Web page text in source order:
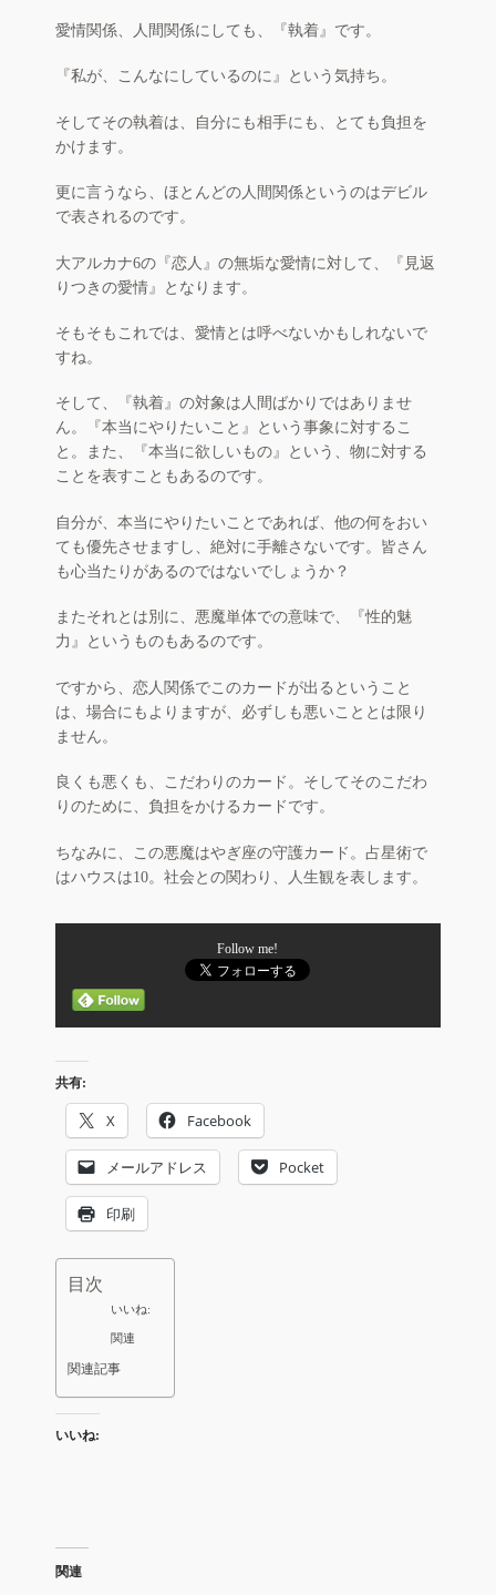
愛情関係、人間関係にしても、『執着』です。
『私が、こんなにしているのに』という気持ち。
そしてその執着は、自分にも相手にも、とても負担を
かけます。
更に言うなら、ほとんどの人間関係というのはデビル
で表されるのです。
大アルカナ6の『恋人』の無垢な愛情に対して、『見返
りつきの愛情』となります。
そもそもこれでは、愛情とは呼べないかもしれないで
すね。
そして、『執着』の対象は人間ばかりではありませ
ん。『本当にやりたいこと』という事象に対するこ
と。また、『本当に欲しいもの』という、物に対する
ことを表すこともあるのです。
自分が、本当にやりたいことであれば、他の何をおい
ても優先させますし、絶対に手離さないです。皆さん
も心当たりがあるのではないでしょうか？
またそれとは別に、悪魔単体での意味で、『性的魅
力』というものもあるのです。
ですから、恋人関係でこのカードが出るということ
は、場合にもよりますが、必ずしも悪いこととは限り
ません。
良くも悪くも、こだわりのカード。そしてそのこだわ
りのために、負担をかけるカードです。
ちなみに、この悪魔はやぎ座の守護カード。占星術で
はハウスは10。社会との関わり、人生観を表します。
Follow me!
共有:
X Facebook
メールアドレス Pocket
印刷
目次
いいね:
関連
関連記事
いいね:
関連